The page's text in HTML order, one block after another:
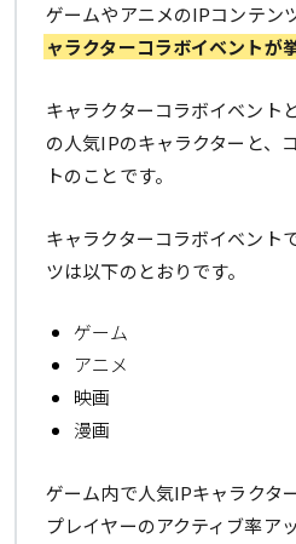
ゲームやアニメのIPコンテン
ャラクターコラボイベントが
キャラクターコラボイベント
の人気IPのキャラクターと、
トのことです。
キャラクターコラボイベント
ツは以下のとおりです。
ゲーム
アニメ
映画
漫画
ゲーム内で人気IPキャラクタ
プレイヤーのアクティブ率ア